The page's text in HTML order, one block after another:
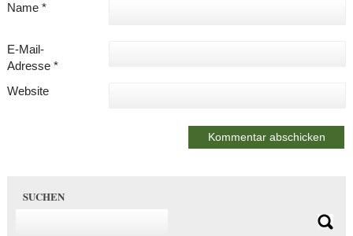
Name *
E-Mail-
Adresse *
Website
SUCHEN